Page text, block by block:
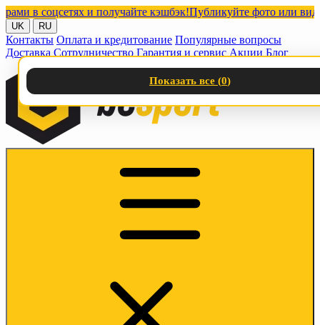
соцсетях и получайте кэшбэк!Публикуйте фото или видео с
UK RU
Контакты Оплата и кредитование Популярные вопросы
Доставка Сотрудничество Гарантия и сервис Акции Блог
Показать все (0)